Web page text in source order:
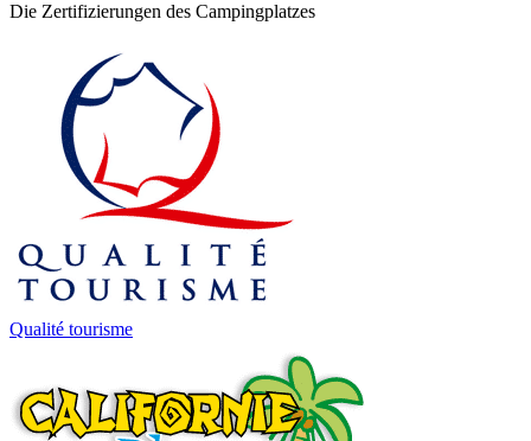
Die Zertifizierungen des Campingplatzes
Qualité tourisme